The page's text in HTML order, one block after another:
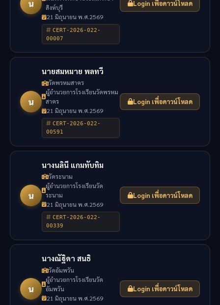
น
สิงห์บุรี
21 มิถุนายน พ.ศ.2569
CERT-2026-022-
00007
Login เพื่อดาวน์โหลด
น
นายสมหมาย พลทวี
วัดพรหมสาคร
ผู้อำนวยการโรงเรียนวัดพรหม
สาคร
21 มิถุนายน พ.ศ.2569
CERT-2026-022-
00591
Login เพื่อดาวน์โหลด
น
นางนลินี แกมทับทิม
วัดระนาม
ผู้อำนวยการโรงเรียนวัด
ระนาม
21 มิถุนายน พ.ศ.2569
CERT-2026-022-
00339
Login เพื่อดาวน์โหลด
น
นางณัฐิดา สนธิ
วัดอัมพวัน
ผู้อำนวยการโรงเรียนวัด
อัมพวัน
21 มิถุนายน พ.ศ.2569
Login เพื่อดาวน์โหลด